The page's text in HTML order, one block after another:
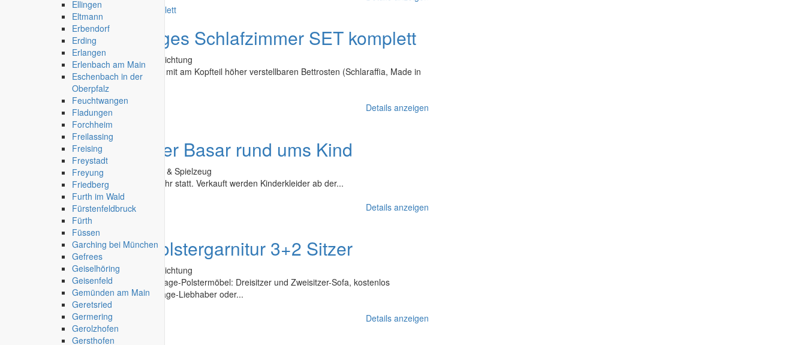
Ellingen
Eltmann
Erbendorf
Erding
Erlangen
Erlenbach am Main
Eschenbach in der
Oberpfalz
Feuchtwangen
Fladungen
Forchheim
Freilassing
Freising
Freystadt
Freyung
Friedberg
Furth im Wald
Fürstenfeldbruck
Fürth
Füssen
Garching bei München
Gefrees
Geiselhöring
Geisenfeld
Gemünden am Main
Geretsried
Germering
Gerolzhofen
Gersthofen
Angebothochwertiges Schlafzimmer SET komplett
Second Hand - Flohmarkt
Möbel & Einrichtung
Komplett-SET - hochwertiges Doppelbett mit am Kopfteil höher verstellbaren Bettrosten (Schlaraffia, Made in
08.03.2026 Details anzeigen
AngebotEdesheimer Basar rund ums Kind
Second Hand - Flohmarkt
Baby, Kinder & Spielzeug
Der Basar findet von 11.00 Uhr - 14.30 Uhr statt. Verkauft werden Kinderkleider ab der...
-23.02.2026 Details anzeigen
AngebotVintage Polstergarnitur 3+2 Sitzer
Second Hand - Flohmarkt»Möbel & Einrichtung
Wunderschön erhaltene, neuwertige Vintage-Polstermöbel: Dreisitzer und Zweisitzer-Sofa, kostenlos
abzugeben. Nur Abholung. Ideal für Vintage-Liebhaber oder...
15.02.2026 Details anzeigen